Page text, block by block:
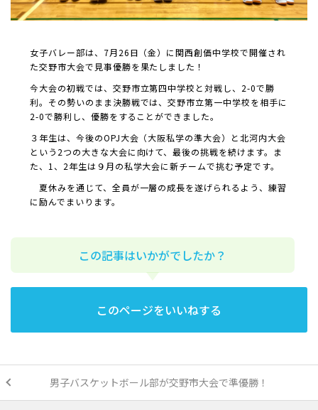
女子バレー部は、7月26日（金）に関西創価中学校で開催され
た交野市大会で見事優勝を果たしました！
今大会の初戦では、交野市立第四中学校と対戦し、2-0で勝
利。その勢いのまま決勝戦では、交野市立第一中学校を相手に
2-0で勝利し、優勝をすることができました。
３年生は、今後のOPJ大会（大阪私学の準大会）と北河内大会
という2つの大きな大会に向けて、最後の挑戦を続けます。ま
た、1、2年生は９月の私学大会に新チームで挑む予定です。
夏休みを通じて、全員が一層の成長を遂げられるよう、練習
に励んでまいります。
この記事はいかがでしたか？
このページをいいねする
男子バスケットボール部が交野市大会で準優勝！